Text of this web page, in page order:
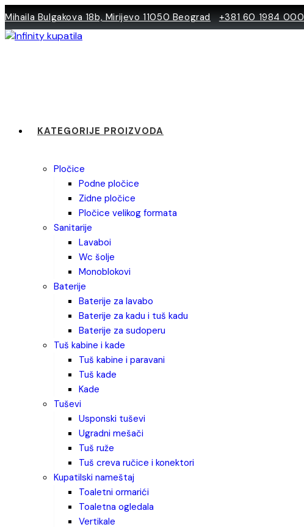
Skip
to
content
Mihaila Bulgakova 18b, Mirijevo 11050 Beograd +381 60 1984 000
KATEGORIJE PROIZVODA
pločice
podne pločice
zidne pločice
pločice velikog formata
sanitarije
lavaboi
wc šolje
monoblokovi
baterije
baterije za lavabo
baterije za kadu i tuš kadu
baterije za sudoperu
tuš kabine i kade
tuš kabine i paravani
tuš kade
kade
tuševi
usponski tuševi
ugradni mešači
tuš ruže
tuš creva ručice i konektori
kupatilski nameštaj
toaletni ormarići
toaletna ogledala
vertikale